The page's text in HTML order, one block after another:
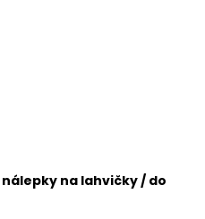
na lahvičky / do